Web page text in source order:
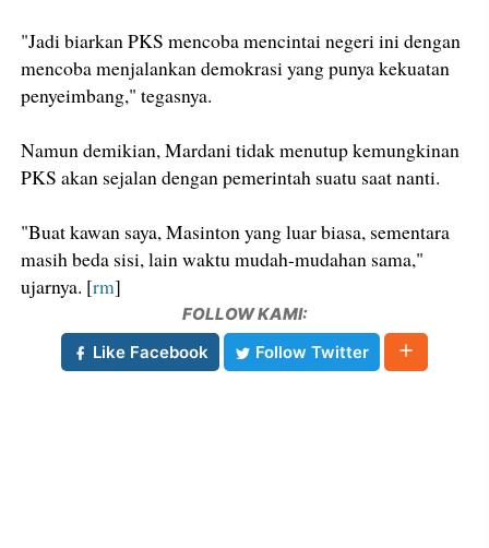
"Jadi biarkan PKS mencoba mencintai negeri ini dengan
mencoba menjalankan demokrasi yang punya kekuatan
penyeimbang," tegasnya.
Namun demikian, Mardani tidak menutup kemungkinan
PKS akan sejalan dengan pemerintah suatu saat nanti.
"Buat kawan saya, Masinton yang luar biasa, sementara
masih beda sisi, lain waktu mudah-mudahan sama,"
ujarnya. [rm]
FOLLOW KAMI:
Like Facebook
Follow Twitter